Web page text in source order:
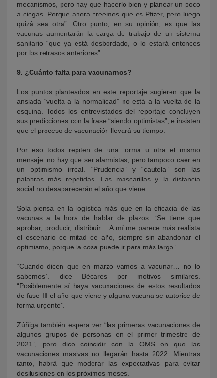
mecanismos, pero hay que hacerlo bien y planear un poco
a ciegas. Porque ahora creemos que es Pfizer, pero luego
quizá sea otra”. Otro punto, en su opinión, es que las
vacunas aumentarán la carga de trabajo de un sistema
sanitario “que ya está desbordado, o lo estará entonces
por los retrasos anteriores”.
9. ¿Cuánto falta para vacunarnos?
Los puntos planteados en este reportaje sugieren que la
ansiada “vuelta a la normalidad” no está a la vuelta de la
esquina. Todos los entrevistados del reportaje concluyen
sus predicciones con la frase “siendo optimistas”, e insisten
que el proceso de vacunación llevará su tiempo.
Por eso todos repiten de una forma u otra el mismo
mensaje: no hay que ser alarmistas, pero tampoco caer en
un optimismo irreal. “Prudencia” y “cautela” son las
palabras más repetidas. Las mascarillas y la distancia
social no desaparecerán el año que viene.
Sola piensa en la logística más que en la eficacia de las
vacunas a la hora de hablar de plazos. “Se tiene que
aprobar, producir, distribuir… A mí me parece más realista
el escenario de mitad de año, siempre sin abandonar el
optimismo, porque la cosa puede ir para más largo”.
“Cuando dicen que en marzo vamos a vacunar… no lo
sabemos”, dice Bécares por motivos similares.
“Posiblemente sí haya vacunaciones de estos resultados
de fase III el año que viene y alguna vacuna se autorice de
forma urgente”.
Zúñiga también espera ver “las primeras vacunaciones de
algunos grupos de personas en el primer trimestre de
2021”, pero dice coincidir con la OMS en que las
vacunaciones masivas no llegarán hasta 2022. Mientras
tanto, habrá que moderar las expectativas para evitar
desilusiones en los próximos meses.